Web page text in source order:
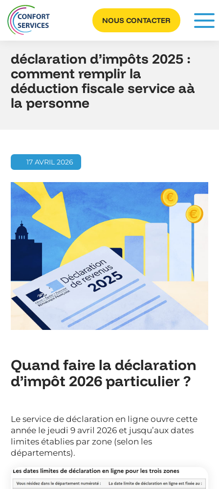
NOUS CONTACTER
déclaration d’impôts 2025 :
comment remplir la
déduction fiscale service aà
la personne
17 AVRIL 2026
Quand faire la déclaration
d’impôt 2026 particulier ?
Le service de déclaration en ligne ouvre cette
année le jeudi 9 avril 2026 et jusqu’aux dates
limites établies par zone (selon les
départements).
Panneau de gestion des cookies